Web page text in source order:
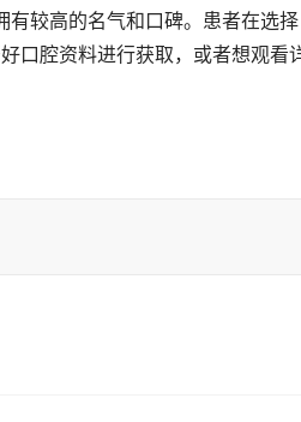
口腔资料进行获取，或者想观看